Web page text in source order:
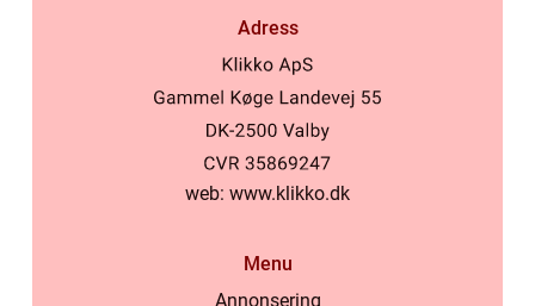
Adress
web: www.klikko.dk
Menu
Annonsering